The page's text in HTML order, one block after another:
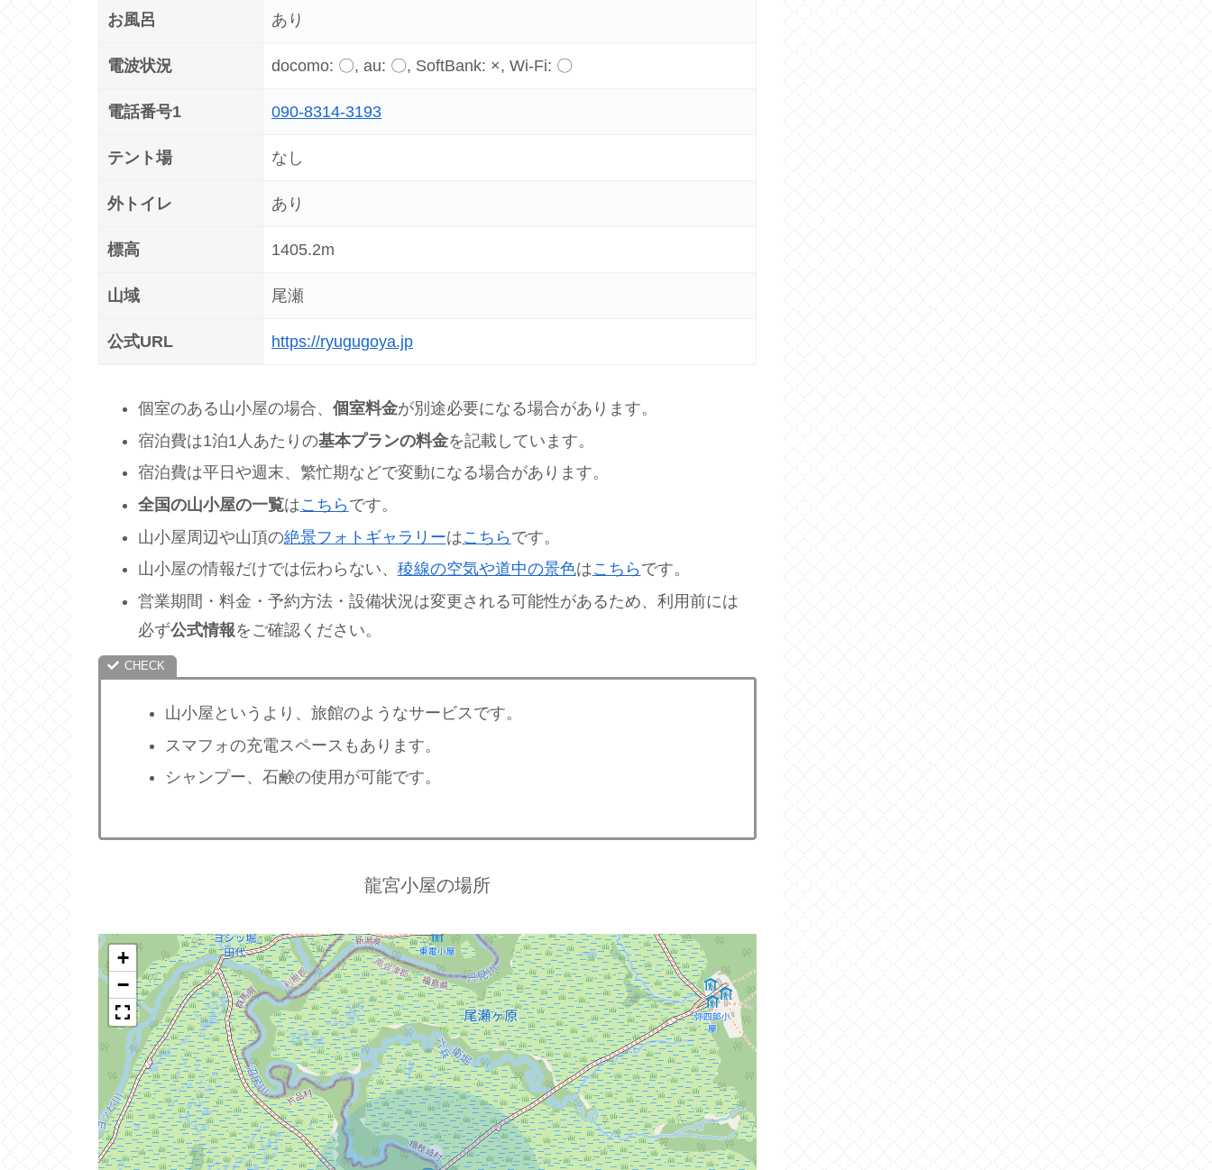
お風呂 あり
電波状況 docomo: 〇, au: 〇, SoftBank: ×, Wi-Fi: 〇
電話番号1 090-8314-3193
テント場 なし
外トイレ あり
標高 1405.2m
山域 尾瀬
公式URL https://ryugugoya.jp
個室のある山小屋の場合、 個室料金が別途必要になる場合があります。
宿泊費は1泊1人あたりの基本プランの料金を記載しています。
宿泊費は平日や週末、繁忙期などで変動になる場合があります。
全国の山小屋の一覧はこちら です。
山小屋周辺や山頂の絶景フォトギャラリーはこちら です。
山小屋の情報だけでは伝わらない、 稜線の空気や道中の景色はこちら です。
営業期間・料金・予約方法・設備状況は変更される可能性があるため、利用前には
必ず公式情報をご確認ください。
山小屋というより、旅館のようなサービスです。
スマフォの充電スペースもあります。
シャンプー、石鹸の使用が可能です。
龍宮小屋の場所
+
−